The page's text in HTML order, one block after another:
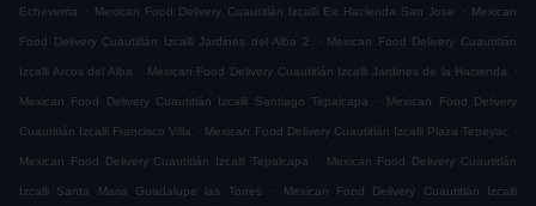
Echeverria . Mexican Food Delivery Cuautitlán Izcalli Ex Hacienda San Jose . Mexican
Food Delivery Cuautitlán Izcalli Jardines del Alba 2 . Mexican Food Delivery Cuautitlán
Izcalli Arcos del Alba . Mexican Food Delivery Cuautitlán Izcalli Jardines de la Hacienda .
Mexican Food Delivery Cuautitlán Izcalli Santiago Tepalcapa . Mexican Food Delivery
Cuautitlán Izcalli Francisco Villa . Mexican Food Delivery Cuautitlán Izcalli Plaza Tepeyac .
Mexican Food Delivery Cuautitlán Izcalli Tepalcapa . Mexican Food Delivery Cuautitlán
Izcalli Santa Maria Guadalupe las Torres . Mexican Food Delivery Cuautitlán Izcalli